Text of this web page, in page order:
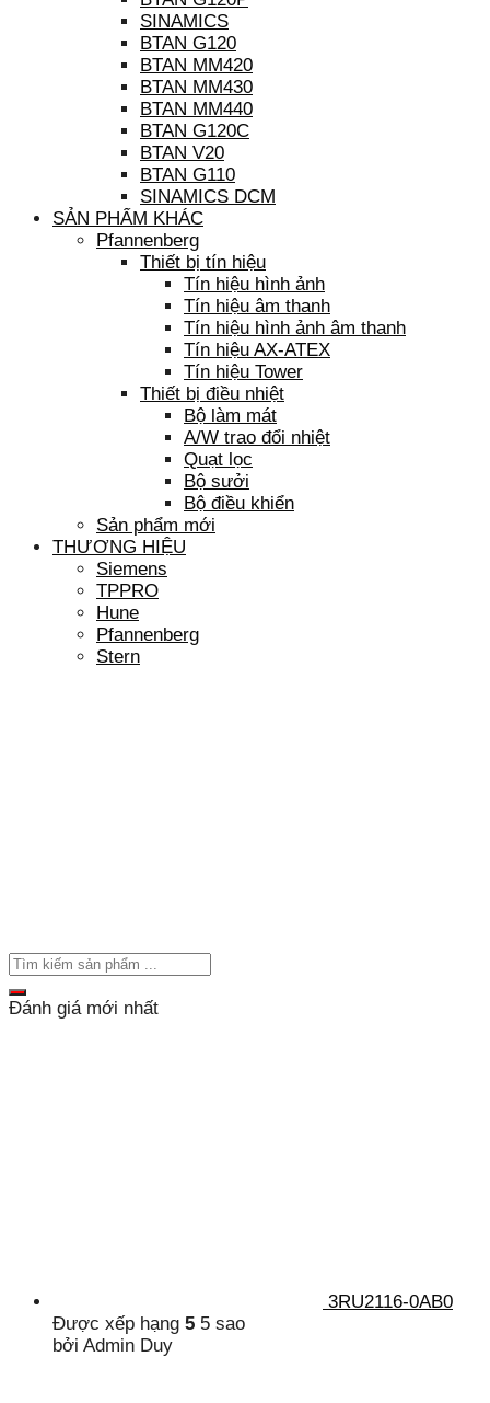
SINAMICS
BTAN G120
BTAN MM420
BTAN MM430
BTAN MM440
BTAN G120C
BTAN V20
BTAN G110
SINAMICS DCM
SẢN PHẨM KHÁC
Pfannenberg
Thiết bị tín hiệu
Tín hiệu hình ảnh
Tín hiệu âm thanh
Tín hiệu hình ảnh âm thanh
Tín hiệu AX-ATEX
Tín hiệu Tower
Thiết bị điều nhiệt
Bộ làm mát
A/W trao đổi nhiệt
Quạt lọc
Bộ sưởi
Bộ điều khiển
Sản phẩm mới
THƯƠNG HIỆU
Siemens
TPPRO
Hune
Pfannenberg
Stern
Đánh giá mới nhất
3RU2116-0AB0
Được xếp hạng 5 5 sao
bởi Admin Duy